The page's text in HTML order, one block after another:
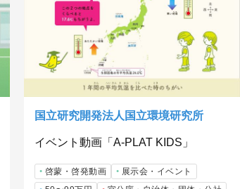
国立研究開発法人国立環境研究所
イベント動画「A-PLAT KIDS」
啓蒙・啓発動画
展示会・イベント